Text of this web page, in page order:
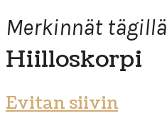
Merkinnät tägillä
Hiilloskorpi
Evitan siivin